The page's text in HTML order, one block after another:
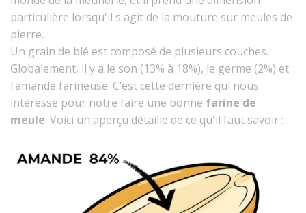
particulière lorsqu'il s'agit de la mouture sur meules de
pierre.
Un grain de blé est composé de plusieurs couches.
Globalement, il y a le son (13% à 18%), le germe (2%) et
l’amande farineuse. C’est cette dernière qui nous
intéresse pour notre faire une bonne farine de
meule. Voici un aperçu détaillé de ce qu'il faut savoir :